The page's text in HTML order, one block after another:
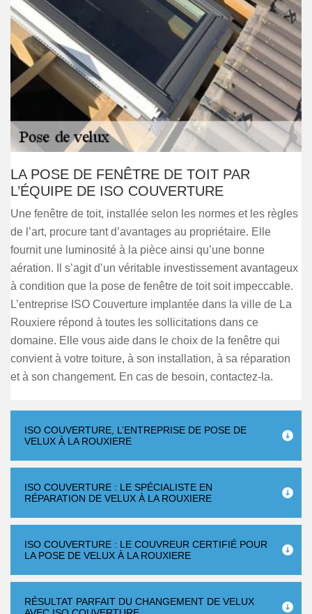
LA POSE DE FENÊTRE DE TOIT PAR
L’ÉQUIPE DE ISO COUVERTURE
Une fenêtre de toit, installée selon les normes et les règles
de l’art, procure tant d’avantages au propriétaire. Elle
fournit une luminosité à la pièce ainsi qu’une bonne
aération. Il s’agit d’un véritable investissement avantageux
à condition que la pose de fenêtre de toit soit impeccable.
L’entreprise ISO Couverture implantée dans la ville de La
Rouxiere répond à toutes les sollicitations dans ce
domaine. Elle vous aide dans le choix de la fenêtre qui
convient à votre toiture, à son installation, à sa réparation
et à son changement. En cas de besoin, contactez-la.
ISO COUVERTURE, L’ENTREPRISE DE POSE DE
VELUX À LA ROUXIERE
ISO COUVERTURE : LE SPÉCIALISTE EN
RÉPARATION DE VELUX À LA ROUXIERE
ISO COUVERTURE : LE COUVREUR CERTIFIÉ POUR
LA POSE DE VELUX À LA ROUXIERE
RÉSULTAT PARFAIT DU CHANGEMENT DE VELUX